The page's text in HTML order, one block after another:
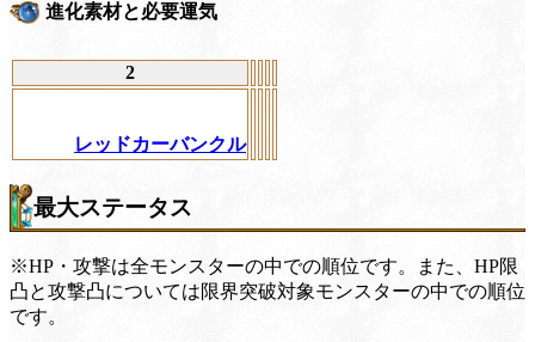
進化素材と必要運気
2
レッドカーバンクル
最大ステータス
※HP・攻撃は全モンスターの中での順位です。また、HP限
凸と攻撃凸については限界突破対象モンスターの中での順位
です。